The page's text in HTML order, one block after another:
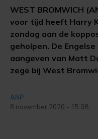
WEST BROMWICH
voor tijd heeft Harry
zondag aan de
geholpen. De
aangeven van Matt
zege bij West
ANP
8 november 2020 - 15:08